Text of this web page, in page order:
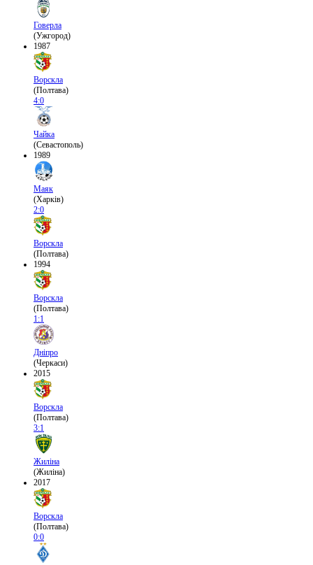
Говерла
(Ужгород)
1987
Ворскла
(Полтава)
4:0
Чайка
(Севастополь)
1989
Маяк
(Харків)
2:0
Ворскла
(Полтава)
1994
Ворскла
(Полтава)
1:1
Дніпро
(Черкаси)
2015
Ворскла
(Полтава)
3:1
Жиліна
(Жиліна)
2017
Ворскла
(Полтава)
0:0